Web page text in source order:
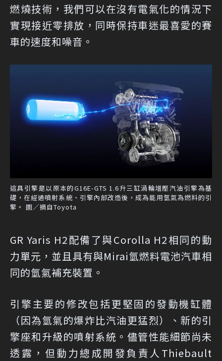
燃燒技術，我們可以在沒有電氣化的情況下
實現接近零排放，同時保持車迷最喜愛的賽
車的速度和噪音。
這具引擎是以原本的G16E-GTS 1.6升三缸渦輪增壓汽油引擎為基
礎，在經過噴射系統、引擎內部改造後，成為能用氫氣為燃料的引
擎。 圖／摘自Toyota
GR Yaris H2配備了與Corolla H2相同的動
力單元，並且具有與Mirai氫燃料電池汽車相
同的氫氣補充裝置。
引擎主要的修改包括更堅固的發動機缸體
（因為氫氣的爆炸比汽油更猛烈）、新的引
擎座和升級的噴射系統。儘管性能細節尚未
透露，但動力總成開發負責人Thiebault